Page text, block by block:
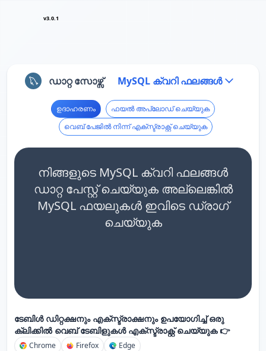
v3.0.1
ഡാറ്റ സോഴ്സ് MySQL ക്വറി ഫലങ്ങൾ
ഉദാഹരണം
ഫയൽ അപ്‌ലോഡ് ചെയ്യുക
വെബ് പേജിൽ നിന്ന് എക്സ്ട്രാക്റ്റ് ചെയ്യുക
നിങ്ങളുടെ MySQL ക്വറി ഫലങ്ങൾ
ഡാറ്റ പേസ്റ്റ് ചെയ്യുക അല്ലെങ്കിൽ
MySQL ഫയലുകൾ ഇവിടെ ഡ്രാഗ്
ചെയ്യുക
ടേബിൾ ഡിറ്റക്ഷനും എക്സ്ട്രാക്ഷനും ഉപയോഗിച്ച് ഒരു
ക്ലിക്കിൽ വെബ് ടേബിളുകൾ എക്സ്ട്രാക്റ്റ് ചെയ്യുക 👉
Chrome Firefox Edge